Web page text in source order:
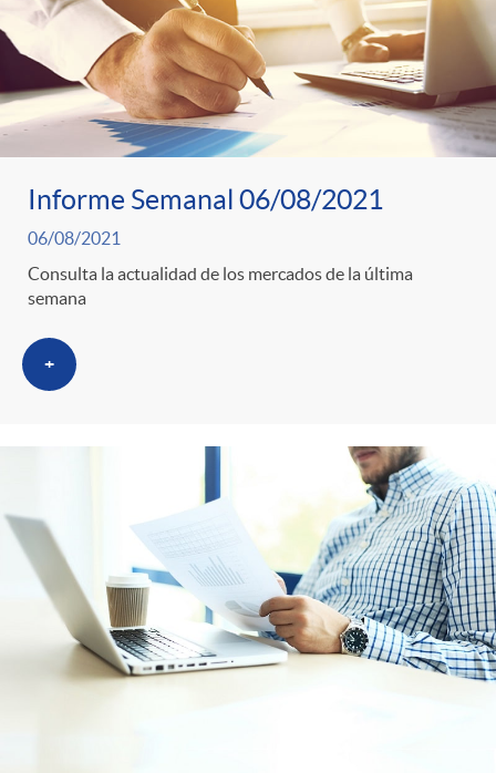
Informe Semanal 06/08/2021
06/08/2021
Consulta la actualidad de los mercados de la última
semana
+